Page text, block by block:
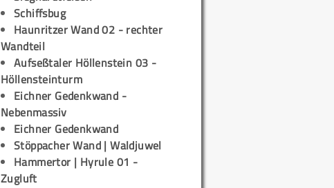
Schiffsbug
Haunritzer Wand 02 - rechter
Wandteil
Aufseßtaler Höllenstein 03 -
Höllensteinturm
Eichner Gedenkwand -
Nebenmassiv
Eichner Gedenkwand
Stöppacher Wand | Waldjuwel
Hammertor | Hyrule 01 -
Zugluft